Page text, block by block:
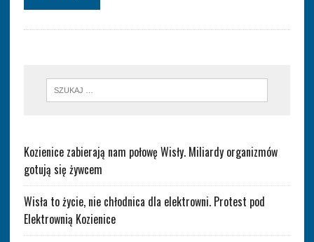
Kozienice zabierają nam połowę Wisły. Miliardy organizmów
gotują się żywcem
Wisła to życie, nie chłodnica dla elektrowni. Protest pod
Elektrownią Kozienice